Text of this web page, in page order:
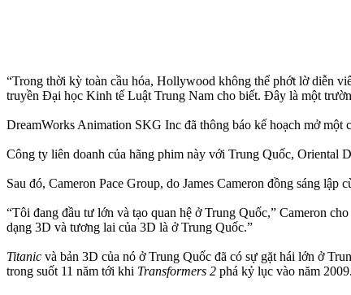
“Trong thời kỳ toàn cầu hóa, Hollywood không thể phớt lờ diễn
truyền Đại học Kinh tế Luật Trung Nam cho biết. Đây là một
DreamWorks Animation SKG Inc đã thông báo kế hoạch mở
Công ty liên doanh của hãng phim này với Trung Quốc, Oriental
Sau đó, Cameron Pace Group, do James Cameron đồng sáng
“Tôi đang đầu tư lớn và tạo quan hệ ở Trung Quốc,” Cameron
dạng 3D và tương lai của 3D là ở Trung Quốc.”
Titanic và bản 3D của nó ở Trung Quốc đã có sự gặt hái lớn ở
trong suốt 11 năm tới khi Transformers 2 phá kỷ lục vào năm 2009.